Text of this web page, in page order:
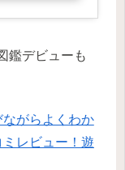
鑑デビューも
ながらよくわか
レビュー！遊